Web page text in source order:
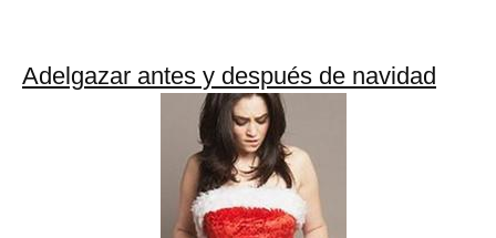
Adelgazar antes y después de navidad